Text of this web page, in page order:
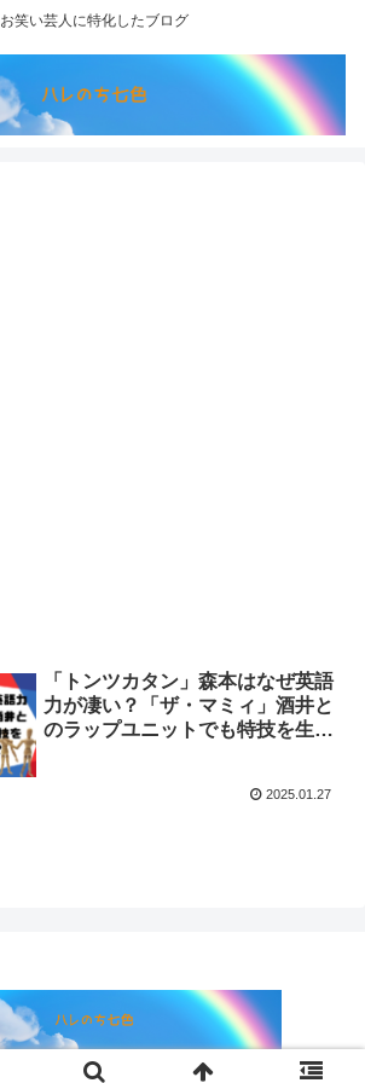
お笑い芸人に特化したブログ
「トンツカタン」森本はなぜ英語
力が凄い？「ザ・マミィ」酒井と
のラップユニットでも特技を生か
2025.01.27
© 2024 ハレのち七色.